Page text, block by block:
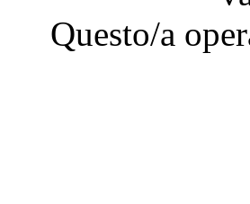
Questo/a